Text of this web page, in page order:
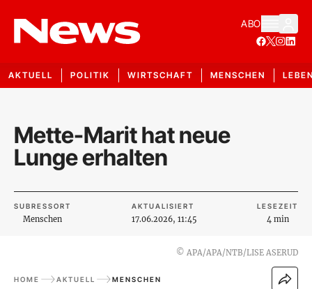
ABO
AKTUELL POLITIK WIRTSCHAFT MENSCHEN
Mette-Marit hat neue
Lunge erhalten
SUBRESSORT
Menschen
AKTUALISIERT
17.06.2026, 11:45
LESEZEIT
4 min
© APA/APA/NTB/LISE ASERUD
HOME AKTUELL MENSCHEN